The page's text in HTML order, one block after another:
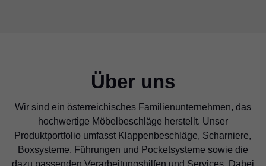
Über uns
Wir sind ein österreichisches Familienunternehmen, das
hochwertige Möbelbeschläge herstellt. Unser
Produktportfolio umfasst Klappenbeschläge, Scharniere,
Boxsysteme, Führungen und Pocketsysteme sowie die
dazu passenden Verarbeitungshilfen und Services. Dabei